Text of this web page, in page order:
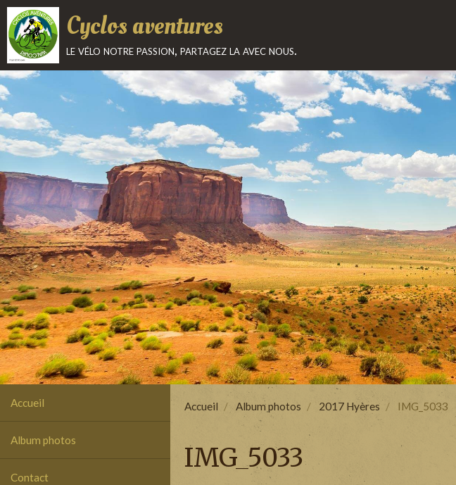
Cyclos aventures
le vélo notre passion, partagez la avec nous.
Accueil
Album photos
Contact
Accueil Album photos 2017 Hyères IMG_5033
IMG_5033